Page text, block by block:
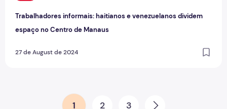
Trabalhadores informais: haitianos e venezuelanos dividem
espaço no Centro de Manaus
27 de August de 2024
Paginação de posts
1 2 3